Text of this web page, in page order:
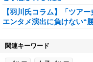
【羽川氏コラム】「ツア
エンタメ演出に負けない“
関連キーワード